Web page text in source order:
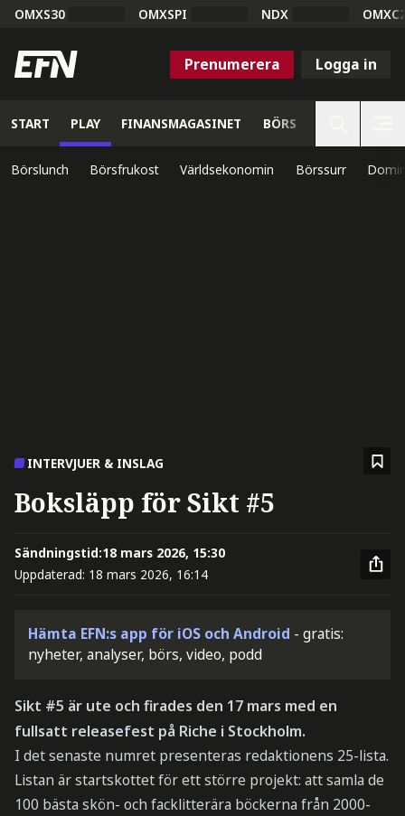
OMXS30 OMXSPI NDX
Prenumerera Logga in
START PLAY FINANSMAGASINET BÖRS
Börslunch Börsfrukost Världsekonomin Börssurr
INTERVJUER & INSLAG
Boksläpp för Sikt #5
Sändningstid:18 mars 2026, 15:30
Uppdaterad: 18 mars 2026, 16:14
Hämta EFN:s app för iOS och Android - gratis:
nyheter, analyser, börs, video, podd
Sikt #5 är ute och firades den 17 mars med en
fullsatt releasefest på Riche i Stockholm.
I det senaste numret presenteras redaktionens 25-lista.
Listan är startskottet för ett större projekt: att samla de
100 bästa skön- och facklitterära böckerna från 2000-